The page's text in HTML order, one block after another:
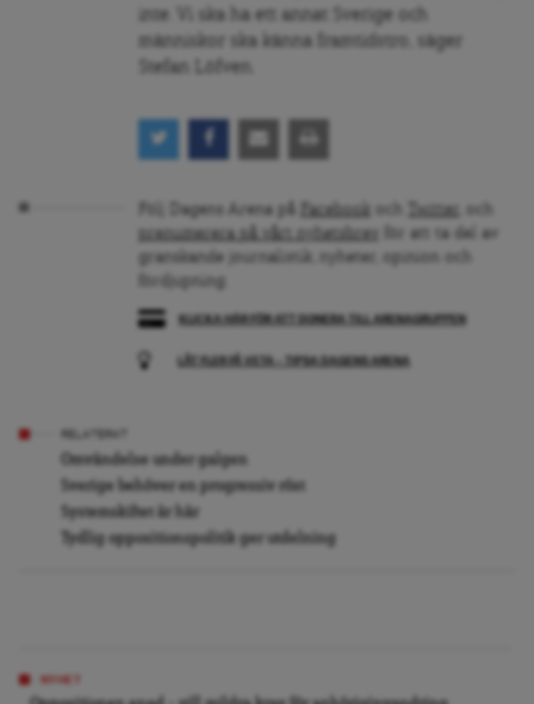
inte. Vi ska ha ett annat Sverige och
människor ska känna framtidstro, säger
Stefan Löfven.
Följ Dagens Arena på Facebook och Twitter
, och
prenumerera på vårt nyhetsbrev
för att ta del av
granskande journalistik, nyheter, opinion och
fördjupning.
KLICKA HÄR FÖR ATT DONERA TILL ARENAGRUPPEN
LÅT FLER FÅ VETA – TIPSA DAGENS ARENA
Omvändelse under galgen
Sverige behöver en progressiv röst
Systemskiftet är här
Tydlig oppositionspolitik ger utdelning